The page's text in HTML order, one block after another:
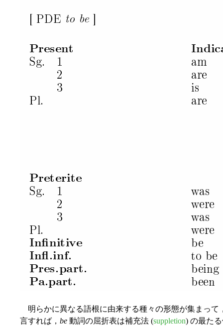
明らかに異なる語根に由来する種々の形態が集まって
言すれば， be 動詞の屈折表は補充法 (suppletion) の最た